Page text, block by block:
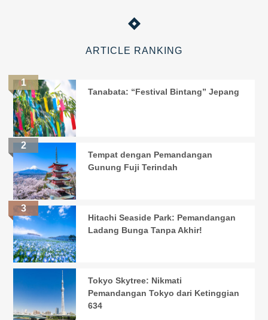
ARTICLE RANKING
Tanabata: “Festival Bintang” Jepang
Tempat dengan Pemandangan
Gunung Fuji Terindah
Hitachi Seaside Park: Pemandangan
Ladang Bunga Tanpa Akhir!
Tokyo Skytree: Nikmati
Pemandangan Tokyo dari Ketinggian
634